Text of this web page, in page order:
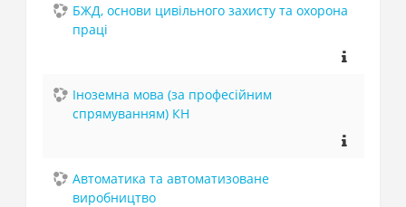
БЖД, основи цивільного захисту та охорона
праці
Іноземна мова (за професійним
спрямуванням) КН
Автоматика та автоматизоване
виробництво